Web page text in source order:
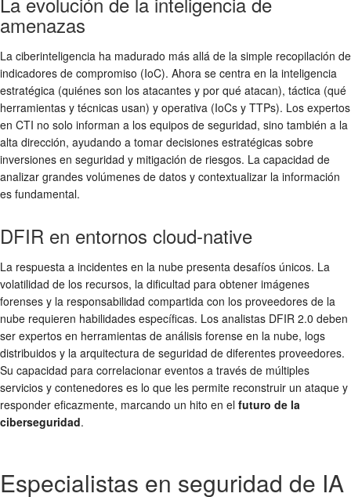
amenazas
La ciberinteligencia ha madurado más allá de la simple recopilación de
indicadores de compromiso (IoC). Ahora se centra en la inteligencia
estratégica (quiénes son los atacantes y por qué atacan), táctica (qué
herramientas y técnicas usan) y operativa (IoCs y TTPs). Los expertos
en CTI no solo informan a los equipos de seguridad, sino también a la
alta dirección, ayudando a tomar decisiones estratégicas sobre
inversiones en seguridad y mitigación de riesgos. La capacidad de
analizar grandes volúmenes de datos y contextualizar la información
es fundamental.
DFIR en entornos cloud-native
La respuesta a incidentes en la nube presenta desafíos únicos. La
volatilidad de los recursos, la dificultad para obtener imágenes
forenses y la responsabilidad compartida con los proveedores de la
nube requieren habilidades específicas. Los analistas DFIR 2.0 deben
ser expertos en herramientas de análisis forense en la nube, logs
distribuidos y la arquitectura de seguridad de diferentes proveedores.
Su capacidad para correlacionar eventos a través de múltiples
servicios y contenedores es lo que les permite reconstruir un ataque y
responder eficazmente, marcando un hito en el futuro de la
ciberseguridad.
Especialistas en seguridad de IA